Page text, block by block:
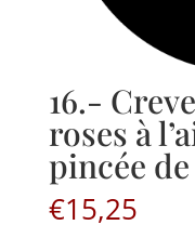
16.-
roses à
pincée
€15,25